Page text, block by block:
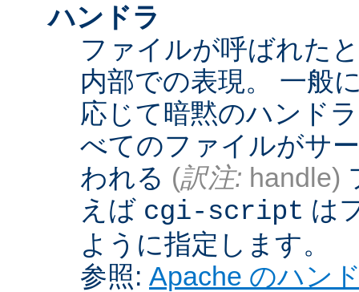
ハンドラ
ファイルが呼ばれた
内部での表現。 一般
応じて暗黙のハンド
べてのファイルがサ
われる (訳注: handle)
えば cgi-script は
ように指定します。
参照: Apache のハン